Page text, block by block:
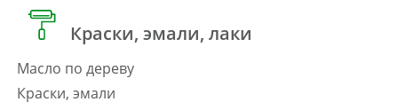
Краски, эмали, лаки
Масло по дереву
Краски, эмали